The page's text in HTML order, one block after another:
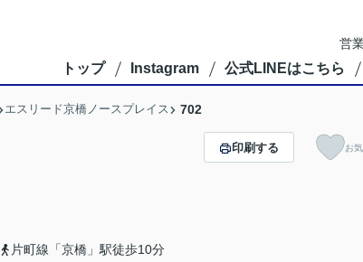
営
トップ Instagram 公式LINEはこちら
エスリード京橋ノースプレイス 702
片町線「京橋」駅徒歩10分
印刷する お